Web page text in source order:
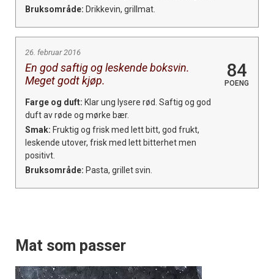
Bruksområde: Drikkevin, grillmat.
26. februar 2016
En god saftig og leskende boksvin.
Meget godt kjøp.
84
POENG
Farge og duft: Klar ung lysere rød. Saftig og god
duft av røde og mørke bær.
Smak: Fruktig og frisk med lett bitt, god frukt,
leskende utover, frisk med lett bitterhet men
positivt.
Bruksområde: Pasta, grillet svin.
Mat som passer